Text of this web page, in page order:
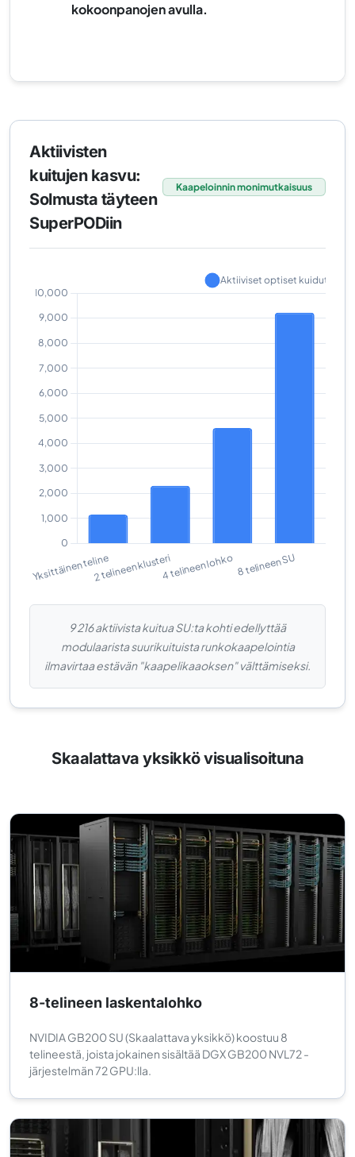
kokoonpanojen avulla.
Aktiivisten
kuitujen kasvu:
Solmusta täyteen
SuperPODiin
Kaapeloinnin monimutkaisuus
9 216 aktiivista kuitua SU:ta kohti edellyttää
modulaarista suurikuituista runkokaapelointia
ilmavirtaa estävän "kaapelikaaoksen" välttämiseksi.
Skaalattava yksikkö visualisoituna
8-telineen laskentalohko
NVIDIA GB200 SU (Skaalattava yksikkö) koostuu 8
telineestä, joista jokainen sisältää DGX GB200 NVL72 -
järjestelmän 72 GPU:lla.